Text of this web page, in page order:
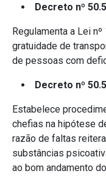
Decreto nº
Regulamenta a Lei
gratuidade de
de pessoas com
Decreto nº
Estabelece
chefias na hipótese
razão de faltas
substâncias
ao bom andamento